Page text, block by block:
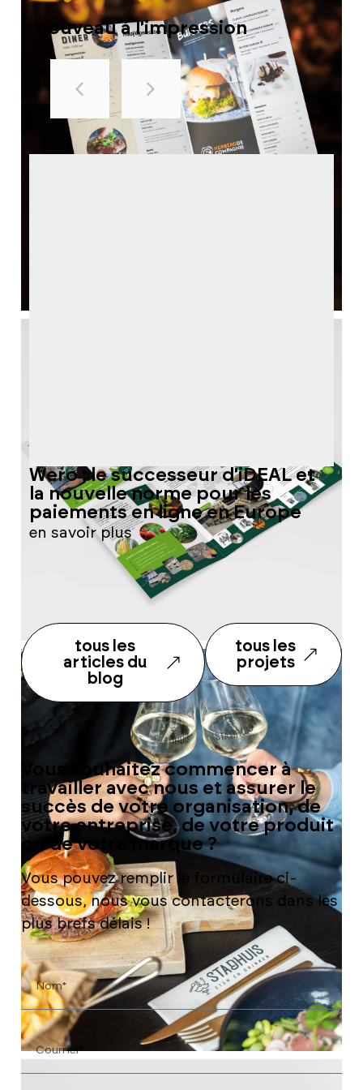
nouveau à l'impression
Wero : le successeur d'iDEAL et
la nouvelle norme pour les
paiements en ligne en Europe
en savoir plus
tous les
articles du
blog
tous les
projets
Vous souhaitez commencer à
travailler avec nous et assurer le
succès de votre organisation, de
votre entreprise, de votre produit
ou de votre marque ?
Vous pouvez remplir le formulaire ci-
dessous, nous vous contacterons dans les
plus brefs délais !